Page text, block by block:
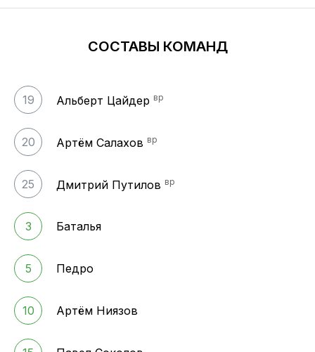
СОСТАВЫ КОМАНД
19 Альберт Цайдер вр
20 Артём Салахов вр
25 Дмитрий Путилов вр
3 Баталья
5 Педро
10 Артём Ниязов